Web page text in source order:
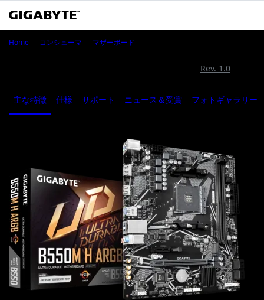
Home コンシューマ マザーボード
Rev. 1.0
主な特徴 仕様 サポート ニュース＆受賞 フォトギャラリー